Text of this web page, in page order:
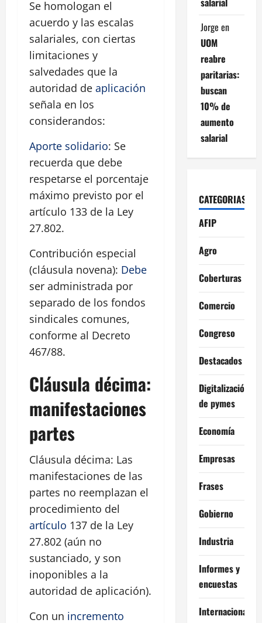
Se homologan el
acuerdo y las escalas
salariales, con ciertas
limitaciones y
salvedades que la
autoridad de aplicación
señala en los
considerandos:
Aporte solidario: Se
recuerda que debe
respetarse el porcentaje
máximo previsto por el
artículo 133 de la Ley
27.802.
Contribución especial
(cláusula novena): Debe
ser administrada por
separado de los fondos
sindicales comunes,
conforme al Decreto
467/88.
Cláusula décima:
manifestaciones
partes
Cláusula décima: Las
manifestaciones de las
partes no reemplazan el
procedimiento del
artículo 137 de la Ley
27.802 (aún no
sustanciado, y son
inoponibles a la
autoridad de aplicación).
Con un incremento
Jorge en
UOM
reabre
paritarias:
buscan
10% de
aumento
salarial
CATEGORIAS
AFIP
Agro
Coberturas
Comercio
Congreso
Destacados
Digitalización
de pymes
Economía
Empresas
Frases
Gobierno
Industria
Informes y
encuestas
Internacional